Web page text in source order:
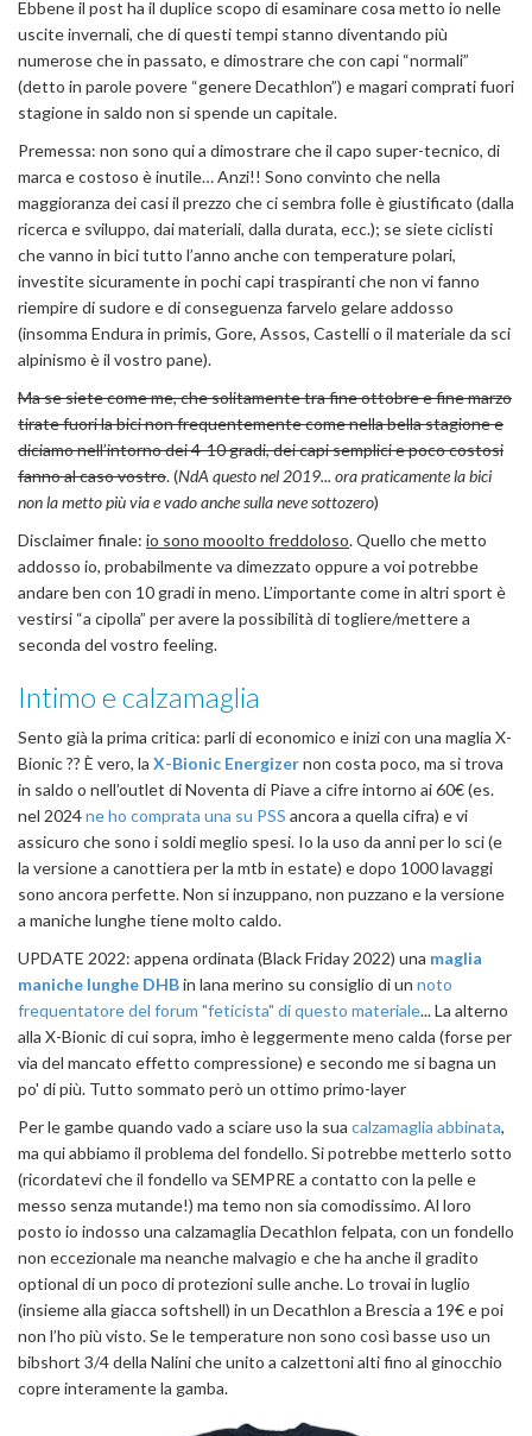
Ebbene il post ha il duplice scopo di esaminare cosa metto io nelle
uscite invernali, che di questi tempi stanno diventando più
numerose che in passato, e dimostrare che con capi “normali”
(detto in parole povere “genere Decathlon”) e magari comprati fuori
stagione in saldo non si spende un capitale.
Premessa: non sono qui a dimostrare che il capo super-tecnico, di
marca e costoso è inutile… Anzi!! Sono convinto che nella
maggioranza dei casi il prezzo che ci sembra folle è giustificato (dalla
ricerca e sviluppo, dai materiali, dalla durata, ecc.); se siete ciclisti
che vanno in bici tutto l’anno anche con temperature polari,
investite sicuramente in pochi capi traspiranti che non vi fanno
riempire di sudore e di conseguenza farvelo gelare addosso
(insomma Endura in primis, Gore, Assos, Castelli o il materiale da sci
alpinismo è il vostro pane).
Ma se siete come me, che solitamente tra fine ottobre e fine marzo
tirate fuori la bici non frequentemente come nella bella stagione e
diciamo nell’intorno dei 4-10 gradi, dei capi semplici e poco costosi
fanno al caso vostro. (NdA questo nel 2019... ora praticamente la bici
non la metto più via e vado anche sulla neve sottozero)
Disclaimer finale: io sono mooolto freddoloso. Quello che metto
addosso io, probabilmente va dimezzato oppure a voi potrebbe
andare ben con 10 gradi in meno. L’importante come in altri sport è
vestirsi “a cipolla” per avere la possibilità di togliere/mettere a
seconda del vostro feeling.
Intimo e calzamaglia
Sento già la prima critica: parli di economico e inizi con una maglia X-
Bionic ?? È vero, la X-Bionic Energizernon costa poco, ma si trova
in saldo o nell’outlet di Noventa di Piave a cifre intorno ai 60€ (es.
nel 2024ne ho comprata una su PSS ancora a quella cifra) e vi
assicuro che sono i soldi meglio spesi. Io la uso da anni per lo sci (e
la versione a canottiera per la mtb in estate) e dopo 1000 lavaggi
sono ancora perfette. Non si inzuppano, non puzzano e la versione
a maniche lunghe tiene molto caldo.
UPDATE 2022: appena ordinata (Black Friday 2022) una maglia
maniche lunghe DHBin lana merino su consiglio di un noto
frequentatore del forum "feticista" di questo materiale... La alterno
alla X-Bionic di cui sopra, imho è leggermente meno calda (forse per
via del mancato effetto compressione) e secondo me si bagna un
po' di più. Tutto sommato però un ottimo primo-layer
Per le gambe quando vado a sciare uso la sua calzamaglia abbinata,
ma qui abbiamo il problema del fondello. Si potrebbe metterlo sotto
(ricordatevi che il fondello va SEMPRE a contatto con la pelle e
messo senza mutande!) ma temo non sia comodissimo. Al loro
posto io indosso una calzamaglia Decathlon felpata, con un fondello
non eccezionale ma neanche malvagio e che ha anche il gradito
optional di un poco di protezioni sulle anche. Lo trovai in luglio
(insieme alla giacca softshell) in un Decathlon a Brescia a 19€ e poi
non l’ho più visto. Se le temperature non sono così basse uso un
bibshort 3/4 della Nalini che unito a calzettoni alti fino al ginocchio
copre interamente la gamba.